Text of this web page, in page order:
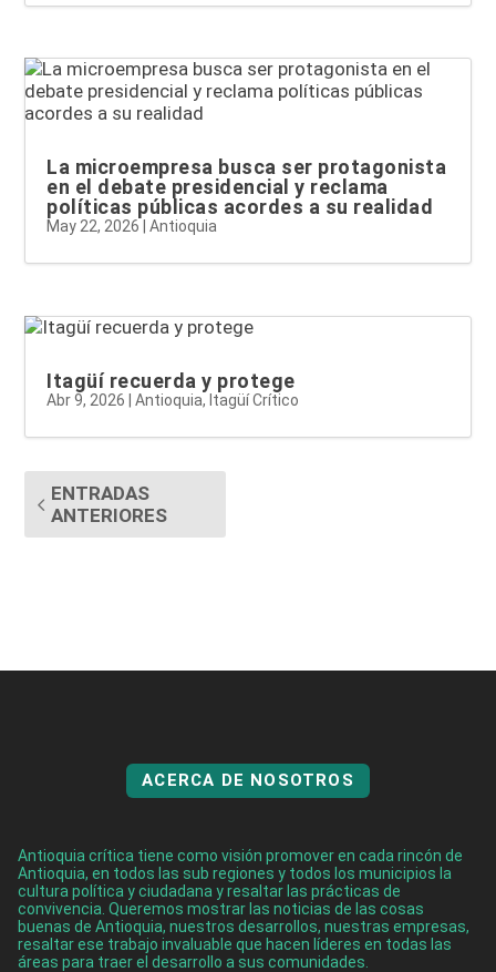
La microempresa busca ser protagonista
en el debate presidencial y reclama
políticas públicas acordes a su realidad
May 22, 2026 |Antioquia
Itagüí recuerda y protege
Abr 9, 2026 |Antioquia,Itagüí Crítico
ENTRADAS
ANTERIORES
ACERCA DE NOSOTROS
Antioquia crítica tiene como visión promover en cada rincón de
Antioquia, en todos las sub regiones y todos los municipios la
cultura política y ciudadana y resaltar las prácticas de
convivencia. Queremos mostrar las noticias de las cosas
buenas de Antioquia, nuestros desarrollos, nuestras empresas,
resaltar ese trabajo invaluable que hacen líderes en todas las
áreas para traer el desarrollo a sus comunidades.